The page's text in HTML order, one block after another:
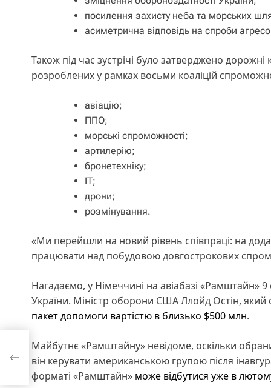
посилення захисту неба та морських
асиметрична відповідь на спроби
Також під час зустрічі було затверджено
розроблених у рамках восьми коаліцій
авіацію;
ППО;
морські спроможності;
артилерію;
бронетехніку;
ІТ;
дрони;
розмінування.
«Ми перейшли на новий рівень співпраці: на
працювати над побудовою довгострокових
Нагадаємо, у Німеччині на авіабазі «Рамштайн»
України. Міністр оборони США Ллойд Остін,
пакет допомоги вартістю в близько $500 млн.
Майбутнє «Рамштайну» невідоме, оскільки
він керувати американською групою після
форматі «Рамштайн» може відбутися уже в